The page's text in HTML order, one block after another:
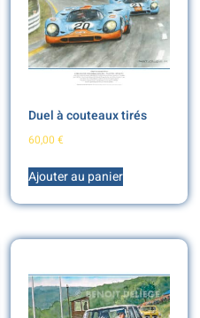
Duel à couteaux tirés
60,00 €
Ajouter au panier